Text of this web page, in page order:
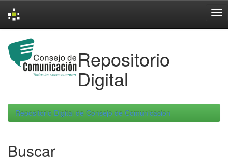
navigation
Repositorio
Digital
Repositorio Digital de Consejo de Comunicacion
Buscar